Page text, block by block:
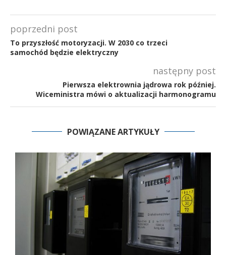
poprzedni post
To przyszłość motoryzacji. W 2030 co trzeci
samochód będzie elektryczny
następny post
Pierwsza elektrownia jądrowa rok później.
Wiceministra mówi o aktualizacji harmonogramu
POWIĄZANE ARTYKUŁY